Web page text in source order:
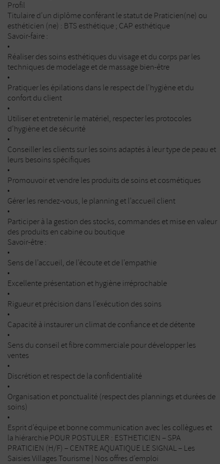
Profil
Titulaire d’un diplôme conférant le statut de Praticien(ne) ou
esthéticien (ne) : BTS esthétique ; CAP esthétique
Savoir-faire :
•
Réaliser des soins esthétiques du visage et du corps par les
techniques de modelage et de massage bien-être
•
Pratiquer les épilations dans le respect de l’hygiène et du
confort du client
•
Utiliser et entretenir le matériel, respecter les protocoles
d’hygiène et de sécurité
•
Conseiller les clients sur les soins adaptés à leur type de peau et
leurs besoins spécifiques
•
Promouvoir et vendre les produits de soins et cosmétiques
•
Gérer les rendez-vous, le planning et l’accueil client
•
Participer à la gestion des stocks, commandes et mise en valeur
des produits en cabine ou boutique
Savoir-être :
•
Sens de l’accueil, de l’écoute et de l’empathie
•
Excellente présentation et hygiène irréprochable
•
Rigueur et précision dans l’exécution des soins
•
Capacité à instaurer un climat de confiance et de détente
•
Sens du conseil et fibre commerciale pour développer les
ventes
•
Discrétion et respect de la confidentialité
•
Organisation et ponctualité (respect des plannings et durées de
soins)
•
Esprit d’équipe et bonne communication avec les collègues et
la hiérarchie POUR POSTULER : ESTHETICIEN – SPA
PRATICIEN (H/F) – CENTRE AQUATIQUE LE SIGNAL – Les
Saisies Villages Tourisme | Nos offres d’emploi